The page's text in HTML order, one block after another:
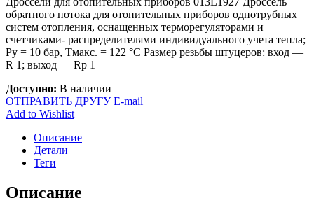
обратного потока для отопительных приборов однотрубных
систем отопления, оснащенных терморегуляторами и
счетчиками- распределителями индивидуального учета тепла;
Ру = 10 бар, Тмакс. = 122 °С Размер резьбы штуцеров: вход —
R 1; выход — Rp 1
Доступно: В наличии
ОТПРАВИТЬ ДРУГУ E-mail
Add to Wishlist
Описание
Детали
Теги
Описание